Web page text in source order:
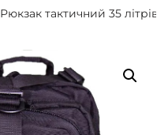
Рюкзак тактичний 35